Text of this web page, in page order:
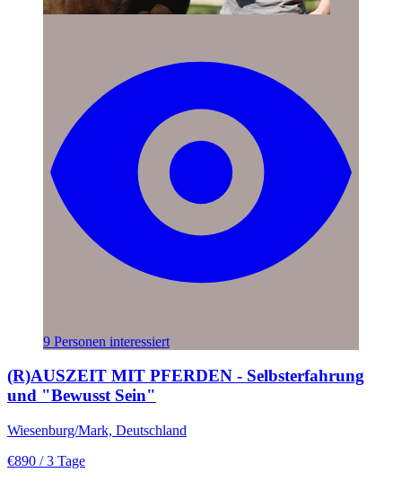
9 Personen interessiert
(R)AUSZEIT MIT PFERDEN - Selbsterfahrung
und "Bewusst Sein"
Wiesenburg/Mark, Deutschland
€890 / 3 Tage